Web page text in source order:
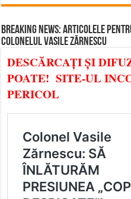
BREAKING NEWS: ARTICOLELE
COLONELUL VASILE ZĂRNESCU
DESCĂRCAȚI ȘI
POATE! SITE-UL
PERICOL